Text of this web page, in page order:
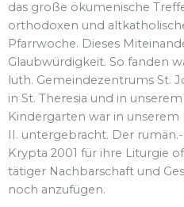
das große ökumenische
orthodoxen und
Pfarrwoche. Dieses
Glaubwürdigkeit. So fanden
luth. Gemeindezentrums St.
in St. Theresia und in
Kindergarten war in
II. untergebracht. Der
Krypta 2001 für ihre Liturgie
tätiger Nachbarschaft und
noch anzufügen.